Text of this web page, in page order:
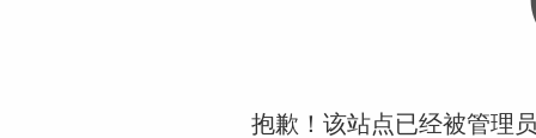
抱歉！该站点已经被管理